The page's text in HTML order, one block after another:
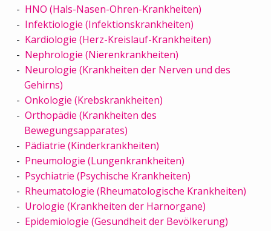
HNO (Hals-Nasen-Ohren-Krankheiten)
Infektiologie (Infektionskrankheiten)
Kardiologie (Herz-Kreislauf-Krankheiten)
Nephrologie (Nierenkrankheiten)
Neurologie (Krankheiten der Nerven und des
Gehirns)
Onkologie (Krebskrankheiten)
Orthopädie (Krankheiten des
Bewegungsapparates)
Pädiatrie (Kinderkrankheiten)
Pneumologie (Lungenkrankheiten)
Psychiatrie (Psychische Krankheiten)
Rheumatologie (Rheumatologische Krankheiten)
Urologie (Krankheiten der Harnorgane)
Epidemiologie (Gesundheit der Bevölkerung)